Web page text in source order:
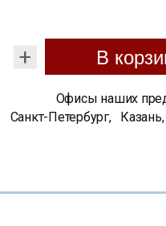
+ В
Офисы наших
Санкт-Петербург, Казань,